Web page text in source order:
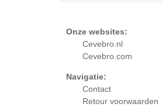
Onze websites:
Cevebro.nl
Cevebro.com
Navigatie:
Contact
Retour voorwaarden